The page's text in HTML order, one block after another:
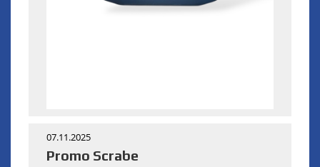
07.11.2025
Promo Scrabe